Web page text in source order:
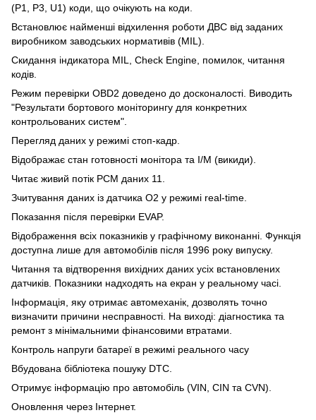
(P1, P3, U1) коди, що очікують на коди.
Встановлює найменші відхилення роботи ДВС від заданих
виробником заводських нормативів (MIL).
Скидання індикатора MIL, Check Engine, помилок, читання
кодів.
Режим перевірки OBD2 доведено до досконалості. Виводить
"Результати бортового моніторингу для конкретних
контрольованих систем".
Перегляд даних у режимі стоп-кадр.
Відображає стан готовності монітора та I/M (викиди).
Читає живий потік PCM даних 11.
Зчитування даних із датчика О2 у режимі real-time.
Показання після перевірки EVAP.
Відображення всіх показників у графічному виконанні. Функція
доступна лише для автомобілів після 1996 року випуску.
Читання та відтворення вихідних даних усіх встановлених
датчиків. Показники надходять на екран у реальному часі.
Інформація, яку отримає автомеханік, дозволять точно
визначити причини несправності. На виході: діагностика та
ремонт з мінімальними фінансовими втратами.
Контроль напруги батареї в режимі реального часу
Вбудована бібліотека пошуку DTC.
Отримує інформацію про автомобіль (VIN, CIN та CVN).
Оновлення через Інтернет.